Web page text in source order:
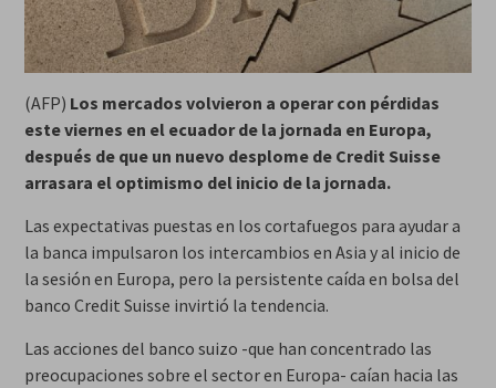
(AFP) Los mercados volvieron a operar con pérdidas
este viernes en el ecuador de la jornada en Europa,
después de que un nuevo desplome de Credit Suisse
arrasara el optimismo del inicio de la jornada.
Las expectativas puestas en los cortafuegos para ayudar a
la banca impulsaron los intercambios en Asia y al inicio de
la sesión en Europa, pero la persistente caída en bolsa del
banco Credit Suisse invirtió la tendencia.
Las acciones del banco suizo -que han concentrado las
preocupaciones sobre el sector en Europa- caían hacia las